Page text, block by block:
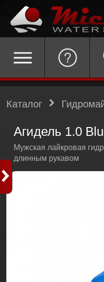
Каталог
Агидель 1.0
Мужская лайкровая
длинным рукавом